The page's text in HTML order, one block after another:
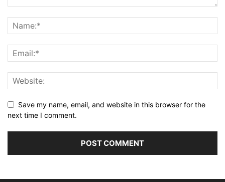
Save my name, email, and website in this browser for the
next time I comment.